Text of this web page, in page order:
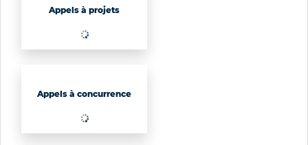
Appels à projets
Appels à concurrence